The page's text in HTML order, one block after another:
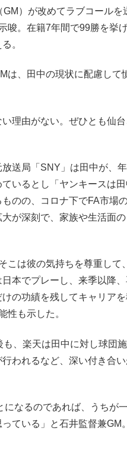
）が改めてラブコールを
唆。在籍7年間で99勝を挙
。
は、田中の現状に配慮して
理由がない。ぜひとも仙
送局「SNY」は田中が、
いるとし「ヤンキースは
のの、コロナ下でFA市場の
が深刻で、家族や生活面
こは彼の気持ちを尊重して
本でプレーし、来季以降
の功績を残してキャリア
性も示した。
、楽天は田中に対し球団
われるなど、深い付き合
なるのであれば、うちが
ている」と石井監督兼GM